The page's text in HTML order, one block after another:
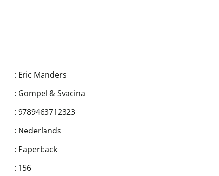
: Eric Manders
: Gompel & Svacina
: 9789463712323
: Nederlands
: Paperback
: 156